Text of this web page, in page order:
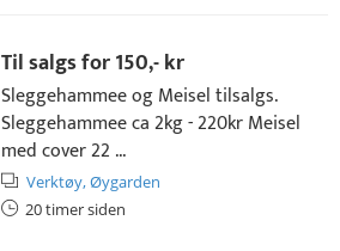
Til salgs for150,- kr
Sleggehammee og Meisel tilsalgs.
Sleggehammee ca 2kg - 220kr Meisel
med cover 22 ...
Verktøy,Øygarden
20 timer siden